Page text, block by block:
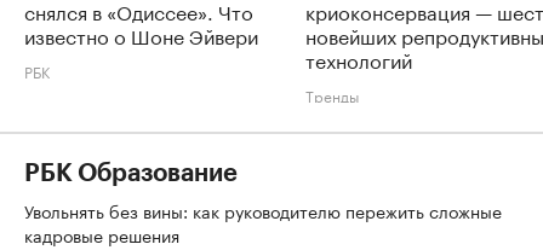
снялся в «Одиссее». Что
известно о Шоне Эйвери
РБК
криоконсервация —
новейших
технологий
Тренды
РБК Образование
Увольнять без вины: как руководителю пережить сложные
кадровые решения